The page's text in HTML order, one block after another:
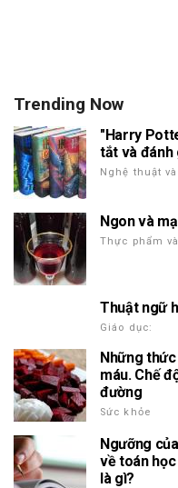
Trending Now
"Harry
tắt và đánh
Nghệ thuật
Ngon và
Thực phẩm
Thuật ngữ
Giáo dục:
Những
máu. Chế
đường
Sức khỏe
Ngưỡng
về toán
là gì?